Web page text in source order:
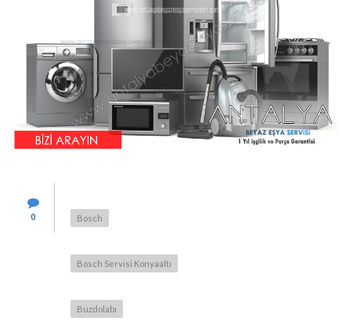
0 Bosch
Bosch Servisi Konyaaltı
Buzdolabı